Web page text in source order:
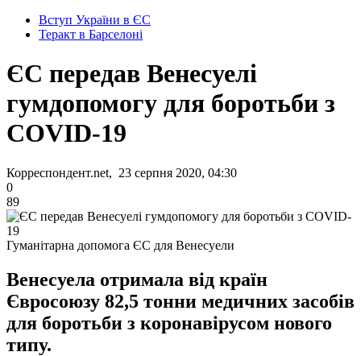
Вступ України в ЄС
Теракт в Барселоні
ЄС передав Венесуелі
гумдопомогу для боротьби з
COVID-19
Корреспондент.net, 23 серпня 2020, 04:30
0
89
Гуманітарна допомога ЄС для Венесуели
Венесуела отримала від країн
Євросоюзу 82,5 тонни медичних засобів
для боротьби з коронавірусом нового
типу.